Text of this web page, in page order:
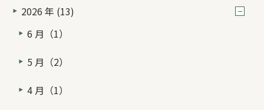
2026 年 (13)
6 月（1）
5 月（2）
4 月（1）